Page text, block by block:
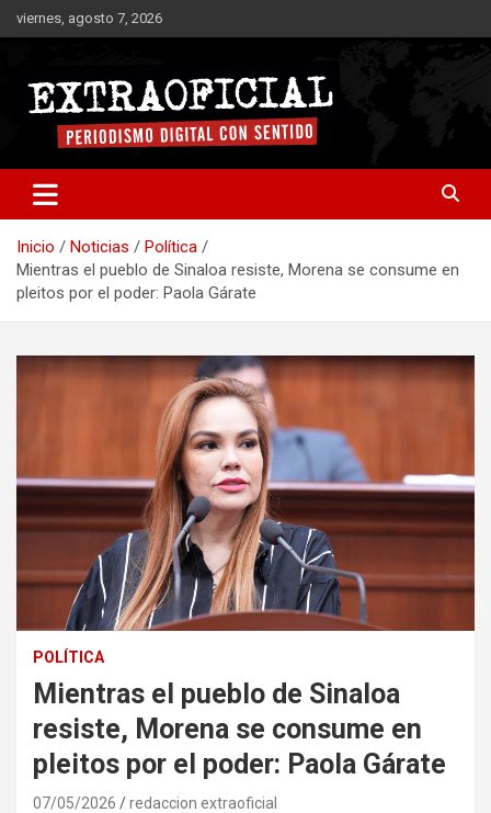
Saltar
al
viernes, agosto 7, 2026
Extraoficial
Inicio Noticias
Política
Mientras el pueblo de Sinaloa resiste, Morena se consume en
pleitos por el poder: Paola Gárate
POLÍTICA
Mientras el pueblo de Sinaloa
resiste, Morena se consume en
pleitos por el poder: Paola Gárate
07/05/2026 redaccion extraoficial